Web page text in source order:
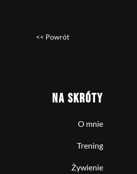
<< Powrót
NA SKRÓTY
O mnie
Trening
Żywienie